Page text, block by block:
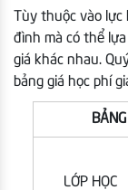
Tùy thuộc vào
đình mà có thể
giá khác nhau.
bảng giá học phí
LỚP HỌC